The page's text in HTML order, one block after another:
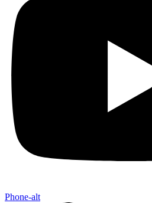
Phone-alt